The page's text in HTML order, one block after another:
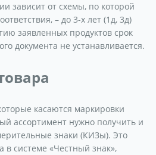
зависит от схемы, по которой
– до 3-х лет (1д, 3д)
заявленных продуктов срок
документа не устанавливается.
касаются маркировки
ассортимент нужно получить и
знаки (КИЗы). Это
в системе «Честный знак»,